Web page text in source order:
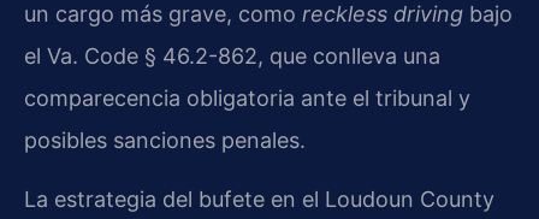
un cargo más grave, como reckless driving bajo
el Va. Code § 46.2-862, que conlleva una
comparecencia obligatoria ante el tribunal y
posibles sanciones penales.
La estrategia del bufete en el Loudoun County